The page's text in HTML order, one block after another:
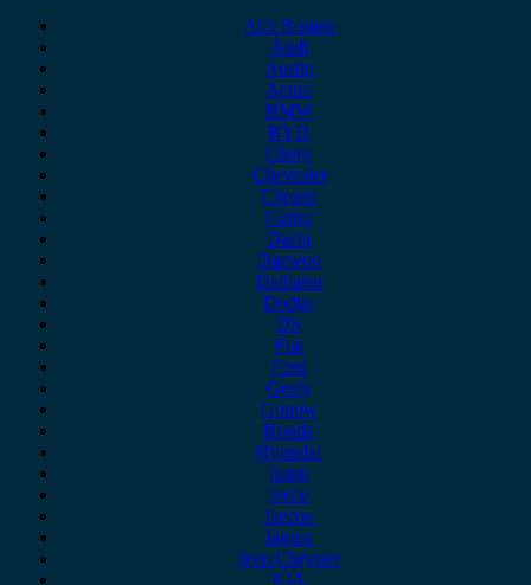
Alfa Romeo
Audi
Austin
Acura
BMW
BYD
Chery
Chevrolet
Citroen
Cupra
Dacia
Daewoo
Daihatsu
Dodge
DS
Fiat
Ford
Geely
Gonow
Honda
Hyundai
Isuzu
iveco
Jaecoo
Jaguar
Jeep Chrysler
KIA